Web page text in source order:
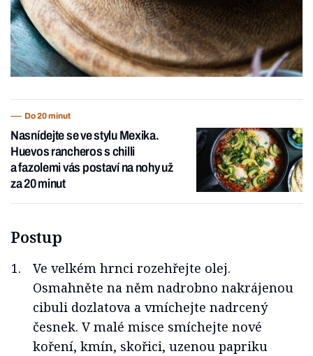
Do 20 minut
Nasnídejte se ve stylu Mexika.
Huevos rancheros s chilli
a fazolemi vás postaví na nohy už
za 20 minut
Postup
Ve velkém hrnci rozehřejte olej.
Osmahněte na něm nadrobno nakrájenou
cibuli dozlatova a vmíchejte nadrcený
česnek. V malé misce smíchejte nové
koření, kmín, skořici, uzenou papriku